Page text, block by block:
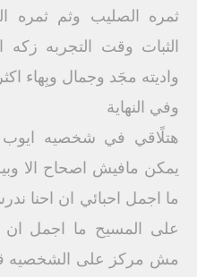
ثمره الصليب وثم ثمره
الثبات وقت التجربه زكه
واديته مجَد وجمال وبِهاء
وفي النهاية
هتلًاقي في شخصيه ايوب
يمكن مافيش اصحاح الا
ما اجمل احبائي ان احنا
على المسيح ما اجمل
مش مركز على الشخصيه